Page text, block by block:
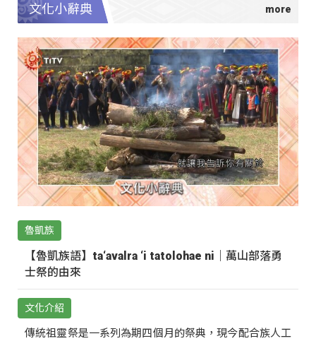
文化小辭典
魯凱族
【魯凱族語】ta‘avalra ‘i tatolohae ni｜萬山部落勇
士祭的由來
文化介紹
傳統祖靈祭是一系列為期四個月的祭典，現今配合族人工